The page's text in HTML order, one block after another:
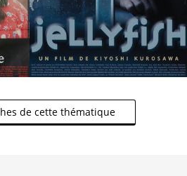
de cette thématique